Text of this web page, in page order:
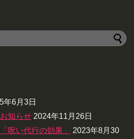
年6月3日
知らせ 2024年11月26日
呪い代行の効果」
2023年8月30